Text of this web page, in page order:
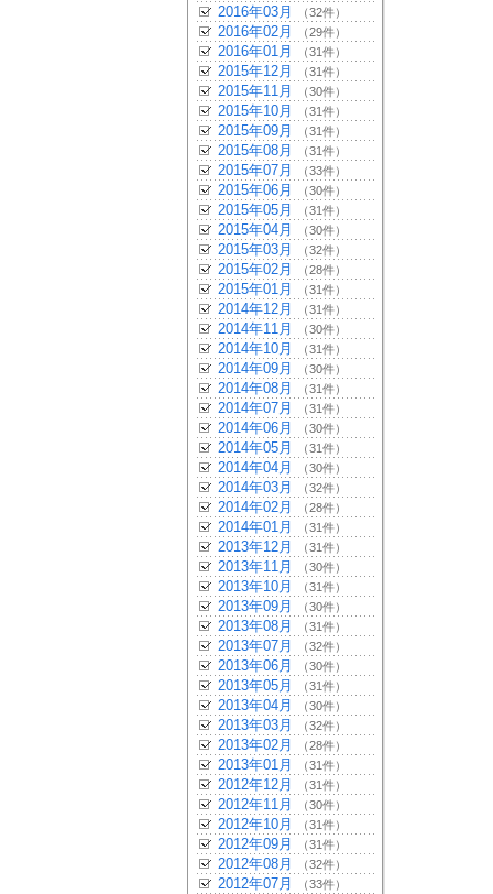
2016年03月 （32件）
2016年02月 （29件）
2016年01月 （31件）
2015年12月 （31件）
2015年11月 （30件）
2015年10月 （31件）
2015年09月 （31件）
2015年08月 （31件）
2015年07月 （33件）
2015年06月 （30件）
2015年05月 （31件）
2015年04月 （30件）
2015年03月 （32件）
2015年02月 （28件）
2015年01月 （31件）
2014年12月 （31件）
2014年11月 （30件）
2014年10月 （31件）
2014年09月 （30件）
2014年08月 （31件）
2014年07月 （31件）
2014年06月 （30件）
2014年05月 （31件）
2014年04月 （30件）
2014年03月 （32件）
2014年02月 （28件）
2014年01月 （31件）
2013年12月 （31件）
2013年11月 （30件）
2013年10月 （31件）
2013年09月 （30件）
2013年08月 （31件）
2013年07月 （32件）
2013年06月 （30件）
2013年05月 （31件）
2013年04月 （30件）
2013年03月 （32件）
2013年02月 （28件）
2013年01月 （31件）
2012年12月 （31件）
2012年11月 （30件）
2012年10月 （31件）
2012年09月 （31件）
2012年08月 （32件）
2012年07月 （33件）